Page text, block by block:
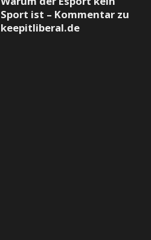
Sport ist – Kommentar zu
keepitliberal.de